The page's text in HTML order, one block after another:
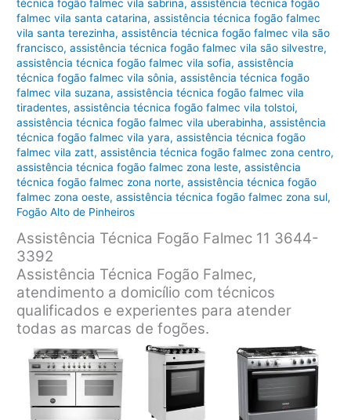
técnica fogão falmec vila sabrina,assistência técnica fogão
falmec vila santa catarina,assistência técnica fogão falmec
vila santa terezinha,assistência técnica fogão falmec vila são
francisco,assistência técnica fogão falmec vila são silvestre,
assistência técnica fogão falmec vila sofia,assistência
técnica fogão falmec vila sônia,assistência técnica fogão
falmec vila suzana,assistência técnica fogão falmec vila
tiradentes,assistência técnica fogão falmec vila tolstoi,
assistência técnica fogão falmec vila uberabinha,assistência
técnica fogão falmec vila yara,assistência técnica fogão
falmec vila zatt,assistência técnica fogão falmec zona centro,
assistência técnica fogão falmec zona leste,assistência
técnica fogão falmec zona norte,assistência técnica fogão
falmec zona oeste,assistência técnica fogão falmec zona sul,
Fogão Alto de Pinheiros
Assistência Técnica Fogão Falmec 11 3644-
3392
Assistência Técnica Fogão Falmec,
atendimento a domicílio com técnicos
qualificados e experientes para atender
todas as marcas de fogões.